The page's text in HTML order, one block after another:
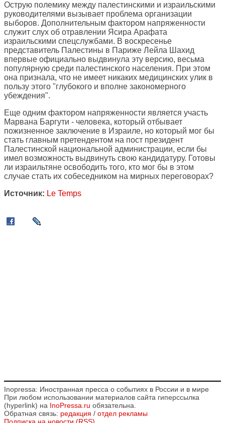
Острую полемику между палестинскими и израильскими
руководителями вызывает проблема организации
выборов. Дополнительным фактором напряженности
служит слух об отравлении Ясира Арафата
израильскими спецслужбами. В воскресенье
представитель Палестины в Париже Лейла Шахид
впервые официально выдвинула эту версию, весьма
популярную среди палестинского населения. При этом
она признала, что не имеет никаких медицинских улик в
пользу этого "глубокого и вполне закономерного
убеждения".
Еще одним фактором напряженности является участь
Марвана Баргути - человека, который отбывает
пожизненное заключение в Израиле, но который мог бы
стать главным претендентом на пост президент
Палестинской национальной администрации, если бы
имел возможность выдвинуть свою кандидатуру. Готовы
ли израильтяне освободить того, кто мог бы в этом
случае стать их собеседником на мирных переговорах?
Источник: Le Temps
Inopressa: Иностранная пресса о событиях в России и в мире
При любом использовании материалов сайта гиперссылка
(hyperlink) на InoPressa.ru обязательна.
Обратная связь: редакция / отдел рекламы